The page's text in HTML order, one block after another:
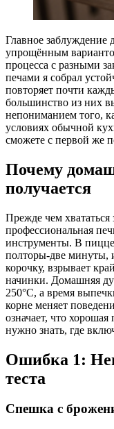
Главное
упрощённым
процесса с разными
печами я собрал
повторяет почти
большинство из них
непониманием того,
условиях обычной
сможете с первой же
Почему
получается
Прежде чем хвататься
профессиональная
инструменты. В
полторы-две минуты,
корочку, взрывает
начинки. Домашняя
250°C, а время
корне меняет
означает, что
нужно знать, где
Ошибка 1:
теста
Спешка с